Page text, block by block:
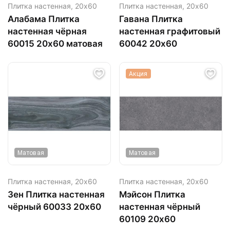
Плитка настенная, 20х60
Алабама Плитка
настенная чёрная
60015 20х60 матовая
Плитка настенная, 20х60
Гавана Плитка
настенная графитовый
60042 20х60
Матовая
Плитка настенная, 20х60
Зен Плитка настенная
чёрный 60033 20х60
Акция
Матовая
Плитка настенная, 20х60
Мэйсон Плитка
настенная чёрный
60109 20х60